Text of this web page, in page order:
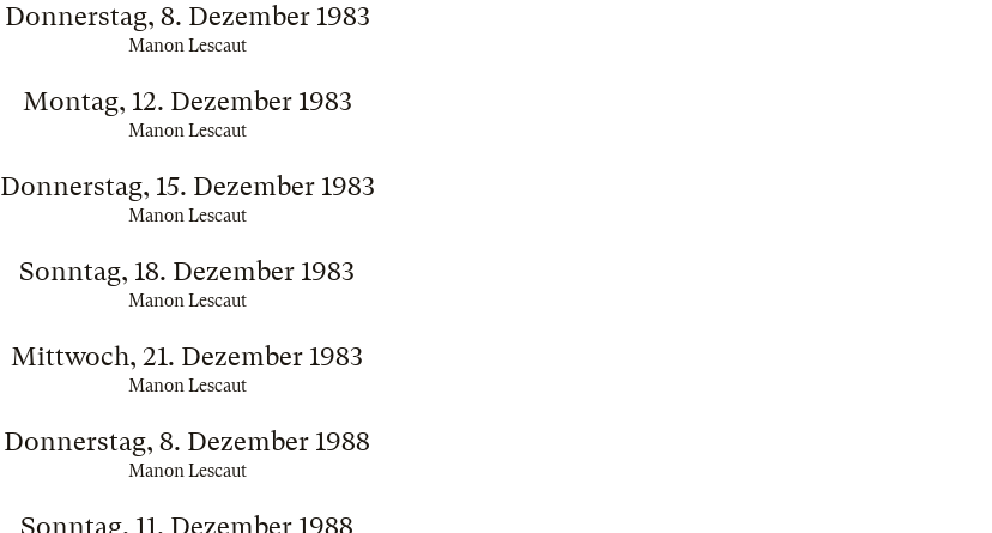
Donnerstag, 8. Dezember 1983
Manon Lescaut
Montag, 12. Dezember 1983
Manon Lescaut
Donnerstag, 15. Dezember 1983
Manon Lescaut
Sonntag, 18. Dezember 1983
Manon Lescaut
Mittwoch, 21. Dezember 1983
Manon Lescaut
Donnerstag, 8. Dezember 1988
Manon Lescaut
Sonntag, 11. Dezember 1988